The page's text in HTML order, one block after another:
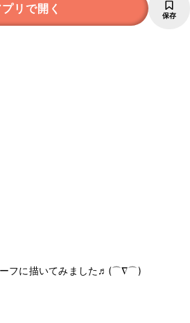
リで開く 保存
ーフに描いてみました♬(⌒∇⌒)